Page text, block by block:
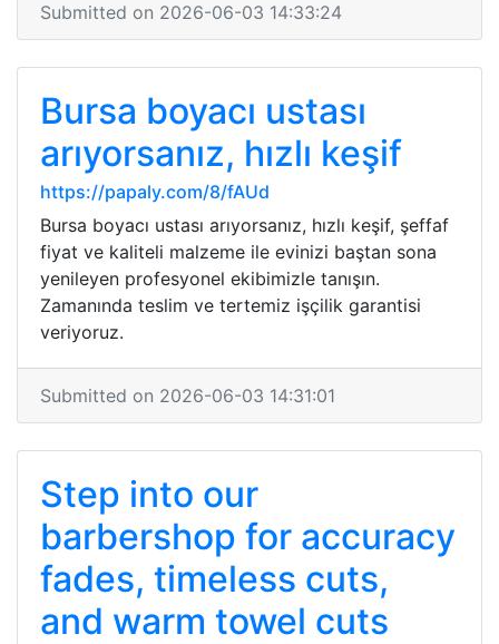
Submitted on 2026-06-03 14:33:24
Bursa boyacı ustası
arıyorsanız, hızlı keşif
https://papaly.com/8/fAUd
Bursa boyacı ustası arıyorsanız, hızlı keşif, şeffaf
fiyat ve kaliteli malzeme ile evinizi baştan sona
yenileyen profesyonel ekibimizle tanışın.
Zamanında teslim ve tertemiz işçilik garantisi
veriyoruz.
Submitted on 2026-06-03 14:31:01
Step into our
barbershop for accuracy
fades, timeless cuts,
and warm towel cuts